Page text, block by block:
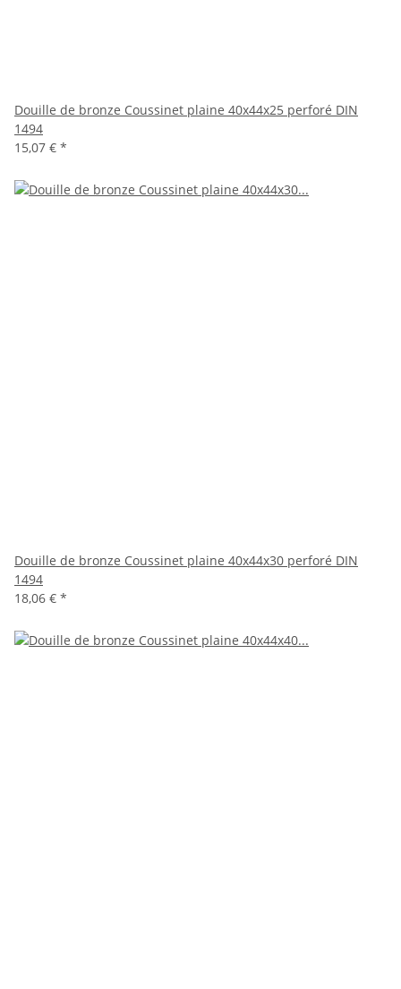
Douille de bronze Coussinet plaine 40x44x25 perforé DIN
1494
15,07 € *
Douille de bronze Coussinet plaine 40x44x30 perforé DIN
1494
18,06 € *